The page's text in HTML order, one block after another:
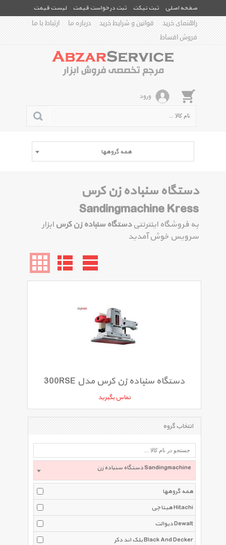
صفحه اصلی ثبت تیکت ثبت درخواست قیمت
لیست قیمت
راهنمای خرید
قوانین و شرایط خرید درباره ما
ارتباط با ما
فروش اقساط
ورود
همه گروهها
دستگاه سنباده زن کرس
Sandingmachine Kress
به فروشگاه اینترنتیدستگاه سنباده زن کرس ابزار
سرویس خوش آمدید
دستگاه سنباده زن کرس مدل 300RSE
تماس بگیرید
انتخاب گروه
دستگاه سنباده زن Sandingmachine
همه گروهها
هیتاچی Hitachi
دیوالت Dewalt
بلک اند دکر Black And Decker